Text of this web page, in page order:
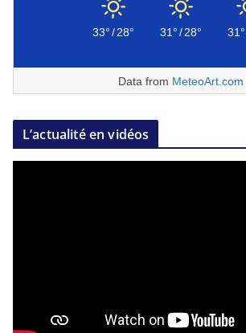
33°/28° 31°/28° 31°
Data from MeteoArt.com
L’actualité en vidéos